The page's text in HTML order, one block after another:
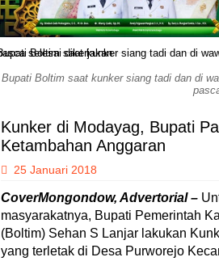
Bupati Boltim saat kunker siang tadi dan di
Kunker di Modayag, Bupati
Ketambahan Anggaran
25 Januari 2018
CoverMongondow, Advertorial –
masyarakatnya, Bupati Pemerintah
(Boltim) Sehan S Lanjar lakukan
yang terletak di Desa Purworejo